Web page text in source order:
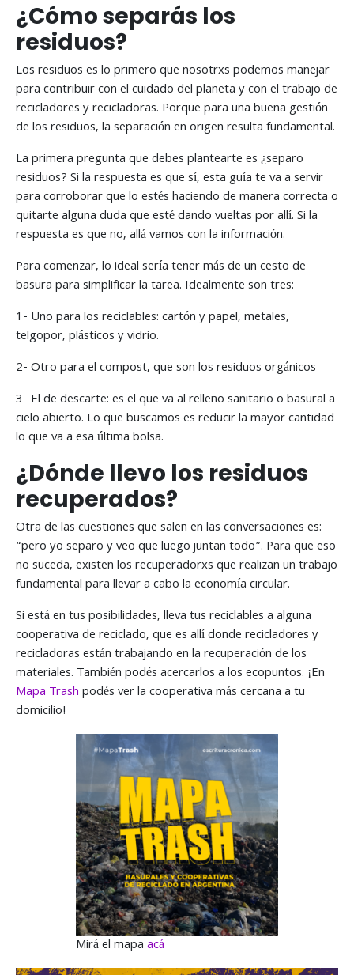
¿Cómo separás los
residuos?
Los residuos es lo primero que nosotrxs podemos manejar
para contribuir con el cuidado del planeta y con el trabajo de
recicladores y recicladoras. Porque para una buena gestión
de los residuos, la separación en origen resulta fundamental.
La primera pregunta que debes plantearte es ¿separo
residuos? Si la respuesta es que sí, esta guía te va a servir
para corroborar que lo estés haciendo de manera correcta o
quitarte alguna duda que esté dando vueltas por allí. Si la
respuesta es que no, allá vamos con la información.
Para comenzar, lo ideal sería tener más de un cesto de
basura para simplificar la tarea. Idealmente son tres:
1- Uno para los reciclables: cartón y papel, metales,
telgopor, plásticos y vidrio.
2- Otro para el compost, que son los residuos orgánicos
3- El de descarte: es el que va al relleno sanitario o basural a
cielo abierto. Lo que buscamos es reducir la mayor cantidad
lo que va a esa última bolsa.
¿Dónde llevo los residuos
recuperados?
Otra de las cuestiones que salen en las conversaciones es:
“pero yo separo y veo que luego juntan todo”. Para que eso
no suceda, existen los recuperadorxs que realizan un trabajo
fundamental para llevar a cabo la economía circular.
Si está en tus posibilidades, lleva tus reciclables a alguna
cooperativa de reciclado, que es allí donde recicladores y
recicladoras están trabajando en la recuperación de los
materiales. También podés acercarlos a los ecopuntos. ¡En
Mapa Trashpodés ver la cooperativa más cercana a tu
domicilio!
Mirá el mapaacá